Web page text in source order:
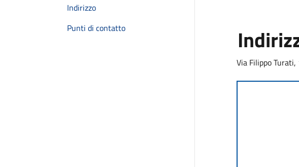
Indirizzo
Punti di contatto
Via Filippo